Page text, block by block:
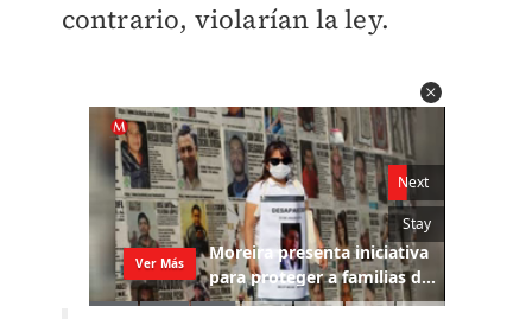
contrario, violarían la ley.